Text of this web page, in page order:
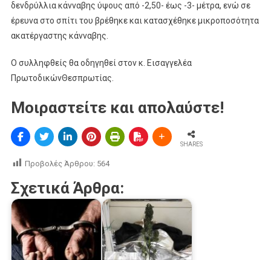
δενδρύλλια κάνναβης ύψους από -2,50- έως -3- μέτρα, ενώ σε
έρευνα στο σπίτι του βρέθηκε και κατασχέθηκε μικροποσότητα
ακατέργαστης κάνναβης.
Ο συλληφθείς θα οδηγηθεί στον κ. Εισαγγελέα
ΠρωτοδικώνΘεσπρωτίας.
Μοιραστείτε και απολαύστε!
SHARES
Προβολές Άρθρου: 564
Σχετικά Άρθρα: